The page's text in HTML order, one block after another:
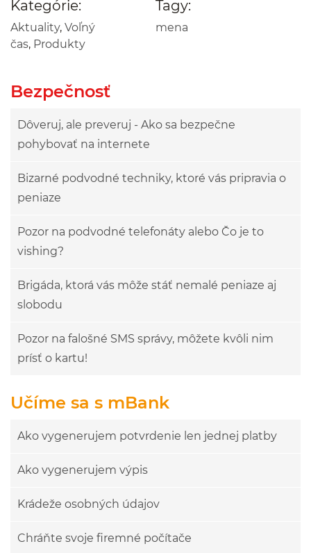
Kategórie:
Aktuality, Voľný
čas, Produkty
Tagy:
mena
Bezpečnosť
Dôveruj, ale preveruj - Ako sa bezpečne
pohybovať na internete
Bizarné podvodné techniky, ktoré vás pripravia o
peniaze
Pozor na podvodné telefonáty alebo Čo je to
vishing?
Brigáda, ktorá vás môže stáť nemalé peniaze aj
slobodu
Pozor na falošné SMS správy, môžete kvôli nim
prísť o kartu!
Učíme sa s mBank
Ako vygenerujem potvrdenie len jednej platby
Ako vygenerujem výpis
Krádeže osobných údajov
Chráňte svoje firemné počítače